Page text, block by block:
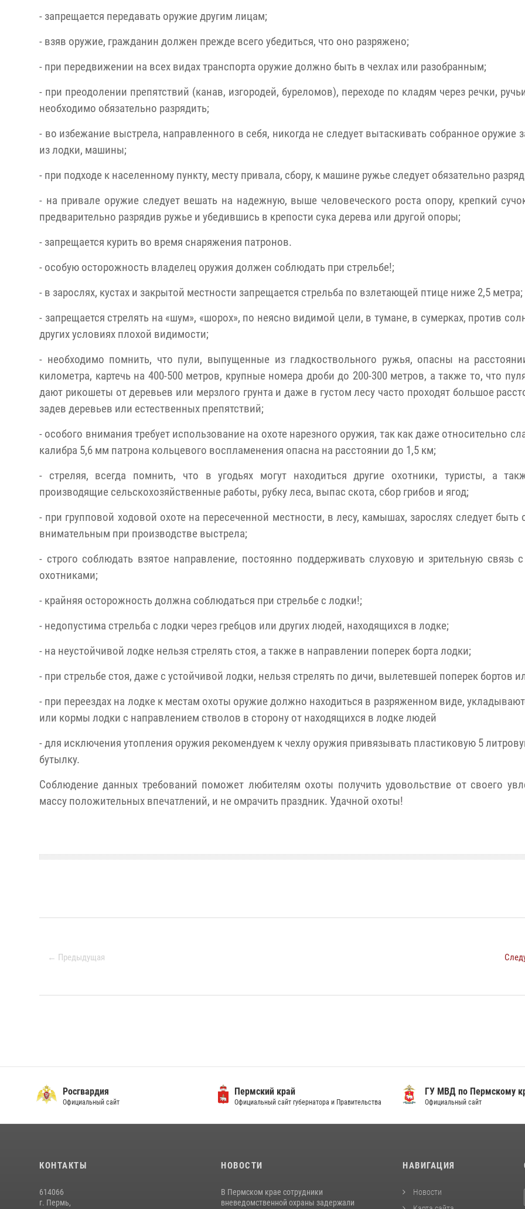
- запрещается передавать оружие другим лицам;
- взяв оружие, гражданин должен прежде всего убедиться, что оно разряжено;
- при передвижении на всех видах транспорта оружие должно быть в чехлах или разобранным;
- при преодолении препятствий (канав, изгородей, буреломов), переходе по кладям через речки,
необходимо обязательно разрядить;
- во избежание выстрела, направленного в себя, никогда не следует вытаскивать собранное оружие
из лодки, машины;
- при подходе к населенному пункту, месту привала, сбору, к машине ружье следует обязательно
- на привале оружие следует вешать на надежную, выше человеческого роста опору, крепкий
предварительно разрядив ружье и убедившись в крепости сука дерева или другой опоры;
- запрещается курить во время снаряжения патронов.
- особую осторожность владелец оружия должен соблюдать при стрельбе!;
- в зарослях, кустах и закрытой местности запрещается стрельба по взлетающей птице ниже 2,5 метра;
- запрещается стрелять на «шум», «шорох», по неясно видимой цели, в тумане, в сумерках, против
других условиях плохой видимости;
- необходимо помнить, что пули, выпущенные из гладкоствольного ружья, опасны на
километра, картечь на 400-500 метров, крупные номера дроби до 200-300 метров, а также то, что
дают рикошеты от деревьев или мерзлого грунта и даже в густом лесу часто проходят большое
задев деревьев или естественных препятствий;
- особого внимания требует использование на охоте нарезного оружия, так как даже относительно
калибра 5,6 мм патрона кольцевого воспламенения опасна на расстоянии до 1,5 км;
- стреляя, всегда помнить, что в угодьях могут находиться другие охотники, туристы, а
производящие сельскохозяйственные работы, рубку леса, выпас скота, сбор грибов и ягод;
- при групповой ходовой охоте на пересеченной местности, в лесу, камышах, зарослях следует быть
внимательным при производстве выстрела;
- строго соблюдать взятое направление, постоянно поддерживать слуховую и зрительную связь
охотниками;
- крайняя осторожность должна соблюдаться при стрельбе с лодки!;
- недопустима стрельба с лодки через гребцов или других людей, находящихся в лодке;
- на неустойчивой лодке нельзя стрелять стоя, а также в направлении поперек борта лодки;
- при стрельбе стоя, даже с устойчивой лодки, нельзя стрелять по дичи, вылетевшей поперек бортов
- при переездах на лодке к местам охоты оружие должно находиться в разряженном виде,
или кормы лодки с направлением стволов в сторону от находящихся в лодке людей
- для исключения утопления оружия рекомендуем к чехлу оружия привязывать пластиковую 5
бутылку.
Соблюдение данных требований поможет любителям охоты получить удовольствие от своего
массу положительных впечатлений, и не омрачить праздник. Удачной охоты!
← Предыдущая
Росгвардия
Официальный сайт
Пермский край
Официальный сайт губернатора и Правительства
ГУ МВД по Пермскому
Официальный сайт
КОНТАКТЫ
614066
г. Пермь,
НОВОСТИ
В Пермском крае сотрудники
вневедомственной охраны задержали
НАВИГАЦИЯ
Новости